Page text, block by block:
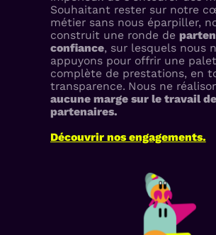
Souhaitant rester sur notre
métier sans nous éparpiller,
construit une ronde de
confiance, sur lesquels nous
appuyons pour offrir une
complète de prestations, en
transparence. Nous ne
aucune marge sur le travail
partenaires.
Découvrir nos engagements.